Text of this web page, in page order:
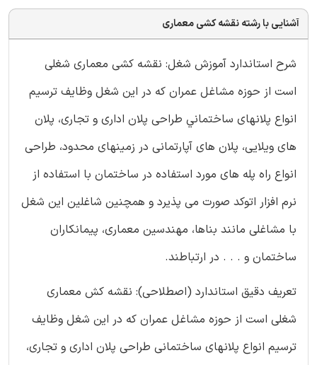
آشنایی با رشته نقشه کشی معماری
شرح استاندارد آموزش شغل: نقشه كشی معماری شغلی
است از حوزه مشاغل عمران كه در اين شغل وظايف ترسيم
انواع پلانهای ساختماني طراحی پلان اداری و تجاری، پلان
های ویلایی، پلان های آپارتمانی در زمينهای محدود، طراحی
انواع راه پله های مورد استفاده در ساختمان با استفاده از
نرم افزار اتوكد صورت می پذیرد و همچنين شاغلین اين شغل
با مشاغلی مانند بناها، مهندسين معماری، پيمانكاران
ساختمان و . . . در ارتباطند.
تعریف دقیق استاندارد (اصطلاحی): نقشه کش معماری
شغلی است از حوزه مشاغل عمران که در این شغل وظایف
ترسیم انواع پلانهای ساختمانی طراحی پلان اداری و تجاری،